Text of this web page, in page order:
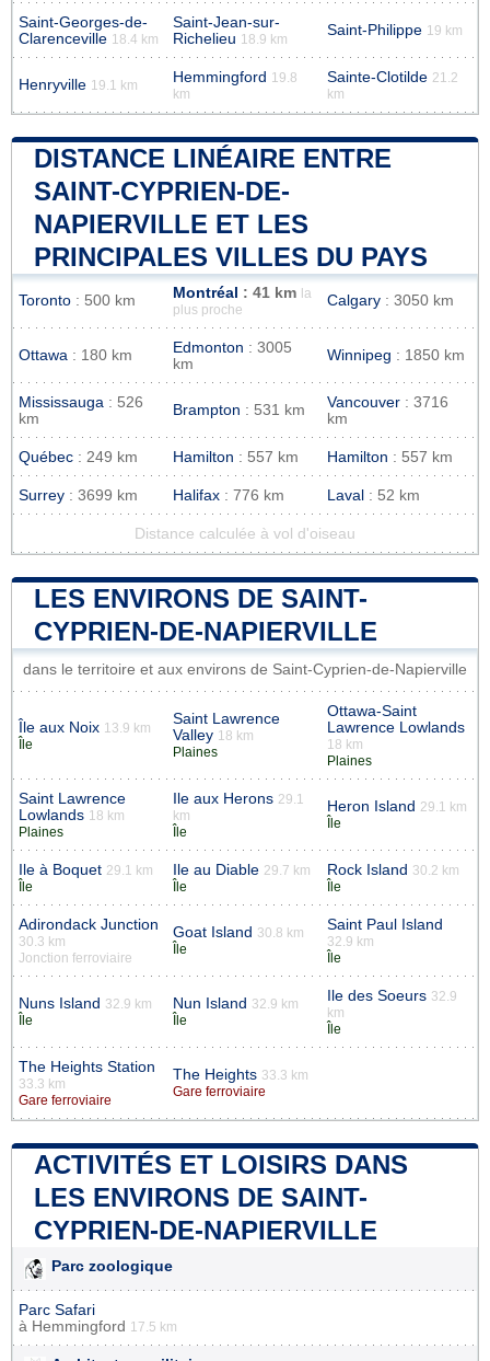
Saint-Georges-de-
Clarenceville 18.4 km
Saint-Jean-sur-
Richelieu 18.9 km
Saint-Philippe 19 km
Henryville 19.1 km Hemmingford 19.8
km
Sainte-Clotilde 21.2
km
DISTANCE LINÉAIRE ENTRE
SAINT-CYPRIEN-DE-
NAPIERVILLE ET LES
PRINCIPALES VILLES DU PAYS
Toronto : 500 km Montréal : 41 km
la
plus proche
Calgary : 3050 km
Ottawa : 180 km Edmonton : 3005
km
Winnipeg : 1850 km
Mississauga : 526
km
Brampton : 531 km Vancouver : 3716
km
Québec : 249 km Hamilton : 557 km Hamilton : 557 km
Surrey : 3699 km Halifax : 776 km Laval : 52 km
Distance calculée à vol d'oiseau
LES ENVIRONS DE SAINT-
CYPRIEN-DE-NAPIERVILLE
dans le territoire et aux environs de Saint-Cyprien-de-Napierville
Île aux Noix 13.9 km
Île
Saint Lawrence
Valley 18 km
Plaines
Ottawa-Saint
Lawrence Lowlands
18 km
Plaines
Saint Lawrence
Lowlands 18 km
Plaines
Ile aux Herons 29.1
km
Île
Heron Island 29.1 km
Île
Ile à Boquet 29.1 km
Île
Ile au Diable 29.7 km
Île
Rock Island 30.2 km
Île
Adirondack Junction
30.3 km
Jonction ferroviaire
Goat Island 30.8 km
Île
Saint Paul Island
32.9 km
Île
Nuns Island 32.9 km
Île
Nun Island 32.9 km
Île
Ile des Soeurs 32.9
km
Île
The Heights Station
33.3 km
Gare ferroviaire
The Heights 33.3 km
Gare ferroviaire
ACTIVITÉS ET LOISIRS DANS
LES ENVIRONS DE SAINT-
CYPRIEN-DE-NAPIERVILLE
Parc zoologique
Parc Safari
à Hemmingford 17.5 km